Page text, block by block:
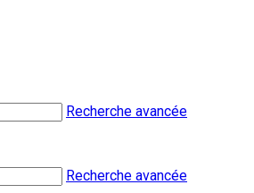
Recherche avancée
Recherche avancée